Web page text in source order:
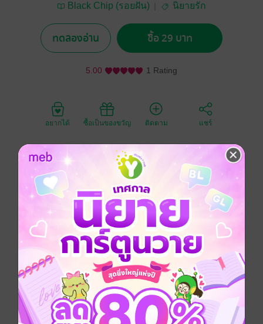
Black Chip (รอยฝัน) นิยายรัก
ทดลองอ่าน ซื้อ 29 บาท
5.00 1 Rating
อยากได้ ซื้อเป็นของขวัญ ติดตาม แชร์
ไอ้ของอย่างความรักบางครั้งมันก็โผล่พรวดมาในเวลาที่
เราไม่ตั้งตัวและไม่คาดคิด ดังนั้นจึงไม่ได้รู้ตัวเลยสักนิดว่า
เรากำลังก้าวเดินเข้าไปในกับดักทางอารมณ์ที่น่าสยอง
ขวัญที่สุดในชีวิต
========
ใบหน้าหล่อเหลาเงยขึ้นสบตาเธอ คิ้วเข้มข้างหนึ่งเลิกสูง
พลางถามราวกับจะชักจูงเธอให้ทำเรื่องร้ายกาจไปด้วยกัน
กับเขา
“ไม่มีอยู่ในความคิดคุณเลยจริง ๆ เหรอ” เขาถามอ่อยเหยื่อ
บนใบหน้าแสนสุภาพอ่อนโยนซึ่งไม่มีร่องรอยหรือสัญญาณ
ใด ๆ ที่บ่งบอกถึงอารมณ์พิศวาส มีเพียงนัยน์ตาสีเข้มที่เธอ